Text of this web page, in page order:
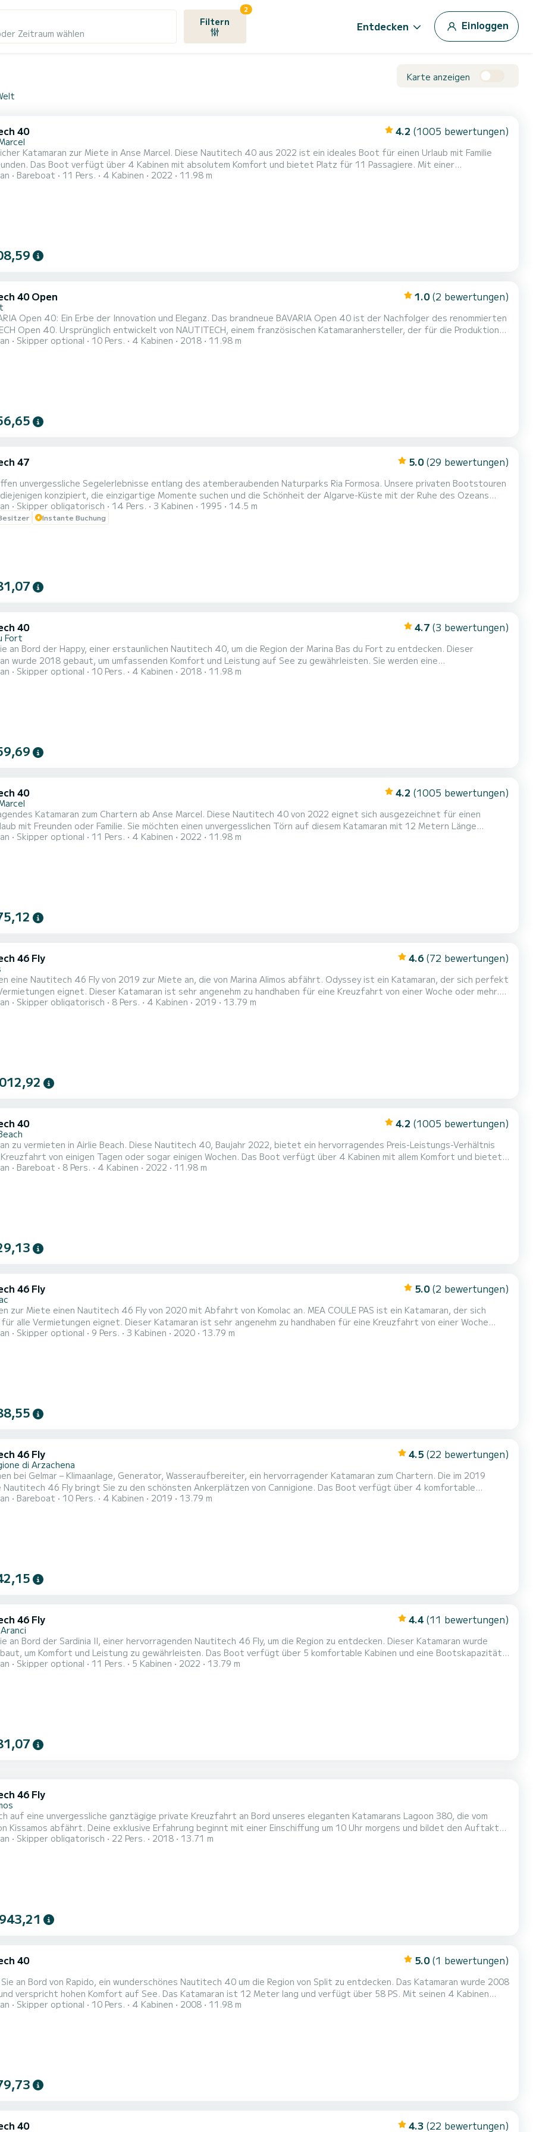
Zeitraum wählen
Filtern
2
Entdecken Einloggen
Karte anzeigen
40 4.2 (1005 bewertungen)
Katamaran zur Miete in Anse Marcel. Diese Nautitech 40 aus 2022 ist ein ideales Boot für einen Urlaub mit Familie
und bietet Platz für 11 Passagiere. Mit einer
von 12 Metern und 100 PS wird es Ihr bester Freund sein, wenn Sie außergewöhnliche Ferien auf den Gewässern von
Bareboat 11 Pers. 4 Kabinen 2022 11.98 m
40 Open 1.0 (2 bewertungen)
Open 40: Ein Erbe der Innovation und Eleganz. Das brandneue BAVARIA Open 40 ist der Nachfolger des renommierten
Open 40. Ursprünglich entwickelt von NAUTITECH, einem französischen Katamaranhersteller, der für die Produktion
Segelkatamarane von 40 bis 60 Fuß bekannt ist, trägt das Modell eine Tradition der Exzellenz fort. Seit 2004 ist
Skipper optional 10 Pers. 4 Kabinen 2018 11.98 m
47 5.0 (29 bewertungen)
unvergessliche Segelerlebnisse entlang des atemberaubenden Naturparks Ria Formosa. Unsere privaten Bootstouren
konzipiert, die einzigartige Momente suchen und die Schönheit der Algarve-Küste mit der Ruhe des Ozeans
möchten. Ob Sie sich für ein Halbtagesabenteuer, eine Ganztagesflucht oder einen romantischen Sonnenuntergang mit
und Sekt entscheiden, jedes Detail wird sorgfältig vorbereitet, um Ihren Tag wirklich besonders zu machen. Wir bieten ei...
Skipper obligatorisch 14 Pers. 3 Kabinen 1995 14.5 m
Instante Buchung
40 4.7 (3 bewertungen)
Fort
an Bord der Happy, einer erstaunlichen Nautitech 40, um die Region der Marina Bas du Fort zu entdecken. Dieser
wurde 2018 gebaut, um umfassenden Komfort und Leistung auf See zu gewährleisten. Sie werden eine
Kreuzfahrt auf diesem 12 Meter langen Katamaran erleben. Sie können während der Kreuzfahrt bis zu 10
Skipper optional 10 Pers. 4 Kabinen 2018 11.98 m
40 4.2 (1005 bewertungen)
Katamaran zum Chartern ab Anse Marcel. Diese Nautitech 40 von 2022 eignet sich ausgezeichnet für einen
Familie. Sie möchten einen unvergesslichen Törn auf diesem Katamaran mit 12 Metern Länge
Sie können mit bis zu 11 Personen an Bord kommen und die 4 komfortablen Kabinen genießen. Für Ihren Komfort verfügt
Skipper optional 11 Pers. 4 Kabinen 2022 11.98 m
46 Fly 4.6 (72 bewertungen)
eine Nautitech 46 Fly von 2019 zur Miete an, die von Marina Alimos abfährt. Odyssey ist ein Katamaran, der sich perfekt
eignet. Dieser Katamaran ist sehr angenehm zu handhaben für eine Kreuzfahrt von einer Woche oder mehr.
verfügt über 4 Kabinen mit allem Komfort und bietet Platz für 10 Passagiere. Mit einer Gesamtlänge von 14 Metern und
Skipper obligatorisch 8 Pers. 4 Kabinen 2019 13.79 m
40 4.2 (1005 bewertungen)
zu vermieten in Airlie Beach. Diese Nautitech 40, Baujahr 2022, bietet ein hervorragendes Preis-Leistungs-Verhältnis
von einigen Tagen oder sogar einigen Wochen. Das Boot verfügt über 4 Kabinen mit allem Komfort und bietet
Passagiere. Mit einer Gesamtlänge von 12 Metern und 100 PS wird es Ihr bester Freund sein, wenn Sie außergewöhnliche
Bareboat 8 Pers. 4 Kabinen 2022 11.98 m
46 Fly 5.0 (2 bewertungen)
zur Miete einen Nautitech 46 Fly von 2020 mit Abfahrt von Komolac an. MEA COULE PAS ist ein Katamaran, der sich
alle Vermietungen eignet. Dieser Katamaran ist sehr angenehm zu handhaben für eine Kreuzfahrt von einer Woche
der Kreuzfahrt.
Skipper optional 9 Pers. 3 Kabinen 2020 13.79 m
46 Fly 4.5 (22 bewertungen)
di Arzachena
bei Gelmar – Klimaanlage, Generator, Wasseraufbereiter, ein hervorragender Katamaran zum Chartern. Die im 2019
46 Fly bringt Sie zu den schönsten Ankerplätzen von Cannigione. Das Boot verfügt über 4 komfortable
und eine Bootskapazität von 10 Personen. Mit einer Gesamtlänge von 14 Metern ist es Ihr bester Verbündeter für einen
Bareboat 10 Pers. 4 Kabinen 2019 13.79 m
46 Fly 4.4 (11 bewertungen)
Bord der Sardinia II, einer hervorragenden Nautitech 46 Fly, um die Region zu entdecken. Dieser Katamaran wurde
und Leistung zu gewährleisten. Das Boot verfügt über 5 komfortable Kabinen und eine Bootskapazität
Mit einer Gesamtlänge von 14 Metern wird es Ihr bester Verbündeter für einen außergewöhnlichen Urlaub auf
Skipper optional 11 Pers. 5 Kabinen 2022 13.79 m
46 Fly
auf eine unvergessliche ganztägige private Kreuzfahrt an Bord unseres eleganten Katamarans Lagoon 380, die vom
Kissamos abfährt. Deine exklusive Erfahrung beginnt mit einer Einschiffung um 10 Uhr morgens und bildet den Auftakt
Reise zum berühmten Balos Strand und der faszinierenden Insel Gramvousa. Unsere erste Destination ist
Skipper obligatorisch 22 Pers. 2018 13.71 m
40 5.0 (1 bewertungen)
Sie an Bord von Rapido, ein wunderschönes Nautitech 40 um die Region von Split zu entdecken. Das Katamaran wurde 2008
Komfort auf See. Das Katamaran ist 12 Meter lang und verfügt über 58 PS. Mit seinen 4 Kabinen
zu 10 Personen für einen Törn aufnehmen. Dieses Nautitech 40 verfügt über 2 Toiletten mit Dusche. Dieses
Skipper optional 10 Pers. 4 Kabinen 2008 11.98 m
40 4.3 (22 bewertungen)